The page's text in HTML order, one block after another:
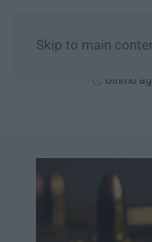
Skip to main
Ultimo